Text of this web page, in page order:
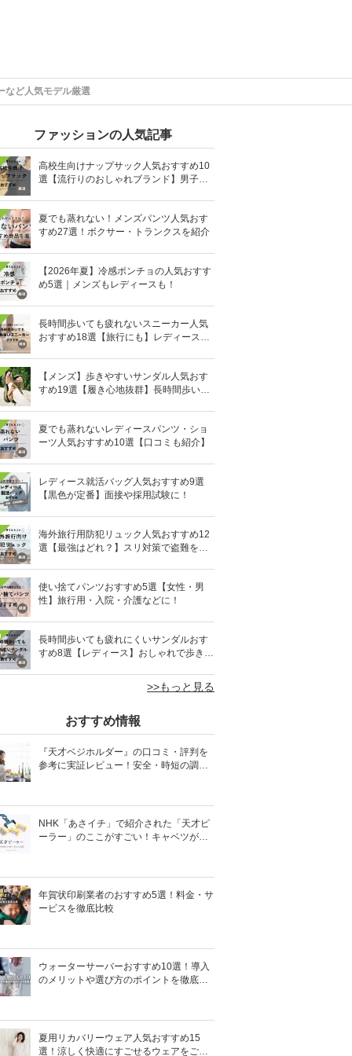
など人気モデル厳選
ファッションの人気記事
高校生向けナップサック人気おすすめ10
選【流行りのおしゃれブランド】男子・
夏でも蒸れない！メンズパンツ人気おす
すめ27選！ボクサー・トランクスを紹介
【2026年夏】冷感ポンチョの人気おすす
め5選｜メンズもレディースも！
長時間歩いても疲れないスニーカー人気
おすすめ18選【旅行にも】レディース・
【メンズ】歩きやすいサンダル人気おす
すめ19選【履き心地抜群】長時間歩いて
夏でも蒸れないレディースパンツ・ショ
ーツ人気おすすめ10選【口コミも紹介】
レディース就活バッグ人気おすすめ9選
【黒色が定番】面接や採用試験に！
海外旅行用防犯リュック人気おすすめ12
選【最強はどれ？】スリ対策で盗難を防
使い捨てパンツおすすめ5選【女性・男
性】旅行用・入院・介護などに！
長時間歩いても疲れにくいサンダルおす
すめ8選【レディース】おしゃれで歩きや
>>もっと見る
おすすめ情報
『天才ベジホルダー』の口コミ・評判を
参考に実証レビュー！安全・時短の調理
NHK「あさイチ」で紹介された「天才ピ
ーラー」のここがすごい！キャベツがほ
年賀状印刷業者のおすすめ5選！料金・サ
ービスを徹底比較
ウォーターサーバーおすすめ10選！導入
のメリットや選び方のポイントを徹底解
夏用リカバリーウェア人気おすすめ15
選！涼しく快適にすごせるウェアをご紹